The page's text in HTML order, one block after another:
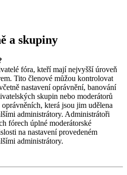
a skupiny
fóra, kteří mají nejvyšší úroveň
Tito členové můžou kontrolovat
nastavení oprávnění, banování
skupin nebo moderátorů
která jsou jim udělena
administrátory. Administrátoři
fórech úplné moderátorské
na nastavení provedeném
administrátory.